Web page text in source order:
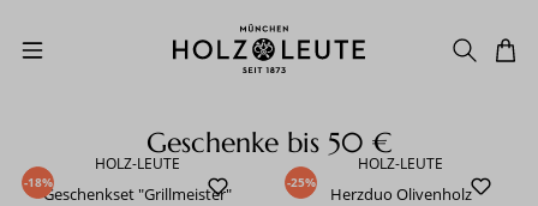
Zum Hauptinhalt springen
Geschenke bis 50 €
-18%
HOLZ-LEUTE
Geschenkset "Grillmeister"
-25%
HOLZ-LEUTE
Herzduo Olivenholz